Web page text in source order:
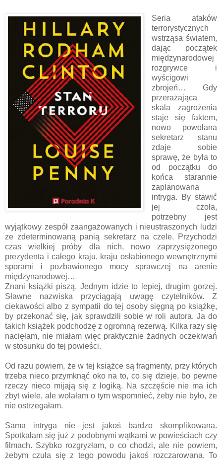
Seria ataków
terrorystycznych
wstrząsa światem,
dając początek
międzynarodowej
rozgrywce i
wyścigowi
zbrojeń… Gdy
przerażająca
skala zagrożenia
staje się faktem,
nowo powołana
sekretarz stanu
zdaje sobie
sprawę, że była to
od początku do
końca starannie
zaplanowana
intryga. By stawić
jej czoła,
potrzebny jest
wyjątkowy zespół zaangażowanych i nieustraszonych ludzi
ze zdeterminowaną panią sekretarz na czele. Przychodzi
czas wielkiej próby dla nich, nowo zaprzysiężonego
prezydenta i całego kraju, kraju osłabionego wewnętrznymi
sporami i pozbawionego mocy sprawczej na arenie
międzynarodowej…
Znani książki piszą. Jednym idzie to lepiej, drugim gorzej.
Sławne nazwiska przyciągają uwagę czytelników. Z
ciekawości albo z sympatii do tej osoby sięgną po książkę,
by przekonać się, jak sprawdzili sobie w roli autora. Ja do
takich książek podchodzę z ogromną rezerwą. Kilka razy się
nacięłam, nie miałam więc praktycznie żadnych oczekiwań
w stosunku do tej powieści.
Od razu powiem, że w tej książce są fragmenty, przy których
trzeba nieco przymknąć oko na to, co się dzieje, bo pewne
rzeczy nieco mijają się z logiką. Na szczęście nie ma ich
zbyt wiele, ale wolałam o tym wspomnieć, żeby nie było, że
nie ostrzegałam.
Sama intryga nie jest jakoś bardzo skomplikowana.
Spotkałam się już z podobnymi wątkami w powieściach czy
filmach. Szybko rozgryzłam, o co chodzi, ale nie powiem,
żebym czuła się z tego powodu jakoś rozczarowana. To